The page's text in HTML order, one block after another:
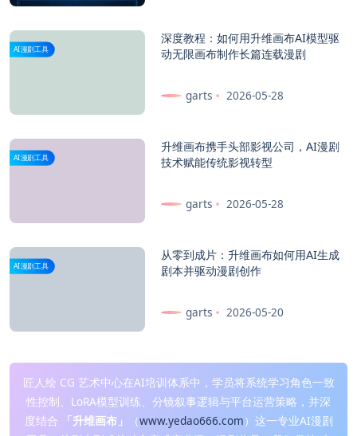
AI漫剧工具
深度教程：如何用升维画布AI模型驱
动无限画布制作长篇连载漫剧
garts 2026-05-28
AI漫剧工具
升维画布携手头部影视公司，AI漫剧
技术赋能传统影视转型
garts 2026-05-28
AI漫剧工具
从零到成片：升维画布如何用AI生成
剧本并驱动漫剧创作
garts 2026-05-20
匠人绘 CG 艺术中心在AI培训体系中，学员将系统学习角色一致
性控制、LoRA模型训练、分镜叙事逻辑与平台运营策略，并深
度结合
「升维画布」 （www.yedao666.com）这一专业AI漫剧